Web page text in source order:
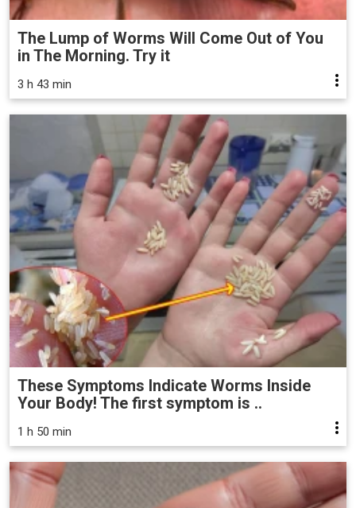
The Lump of Worms Will Come Out of You
in The Morning. Try it
3 h 43 min
These Symptoms Indicate Worms Inside
Your Body! The first symptom is ..
1 h 50 min